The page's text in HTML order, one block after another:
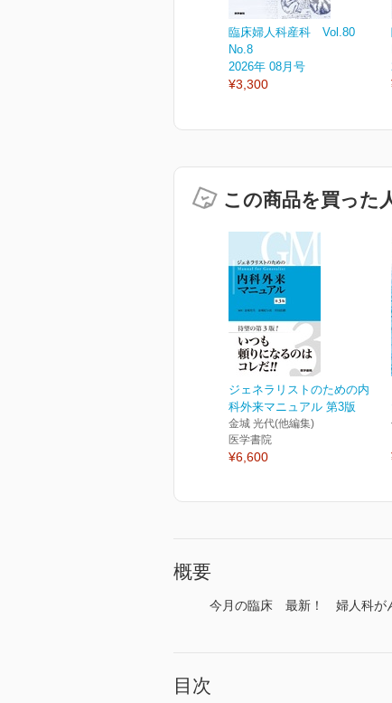
臨床婦人科産科 Vol.80
No.8
2026年 08月号
¥3,300
この商品を買った
ジェネラリストのための内
科外来マニュアル 第3版
金城 光代(他編集)
医学書院
¥6,600
概要
今月の臨床 最新！ 婦人科が
目次